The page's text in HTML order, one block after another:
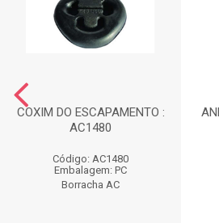
COXIM DO ESCAPAMENTO :
AC1480
Código: AC1480
Embalagem: PC
Borracha AC